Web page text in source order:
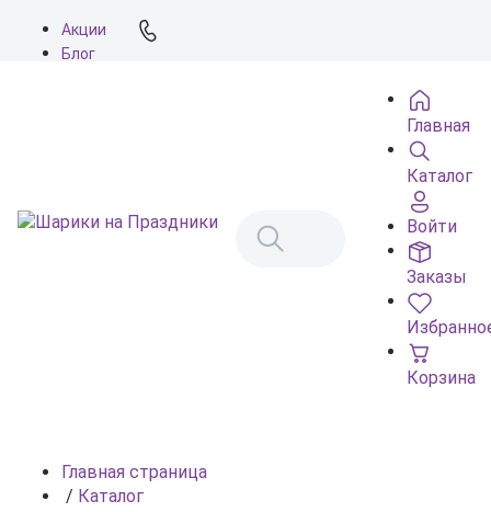
Акции
Блог
Главная
Каталог
Войти
Заказы
Корзина
Главная страница
/ Каталог